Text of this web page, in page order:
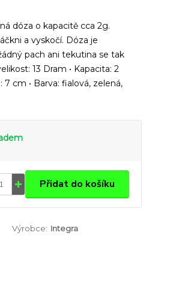
dóza o kapacitě cca 2g.
a vyskočí. Dóza je
pach ani tekutina se tak
13 Dram • Kapacita: 2
7 cm • Barva: fialová, zelená,
Přidat do košíku
Výrobce: Integra